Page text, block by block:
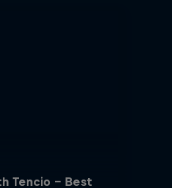
Tencio - Best